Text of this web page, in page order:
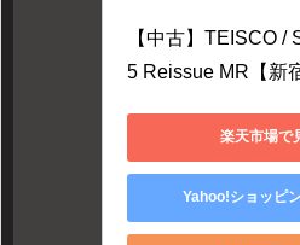
【中古】TEISCO /
5 Reissue MR【新
楽天市場で
Yahoo!ショッピ